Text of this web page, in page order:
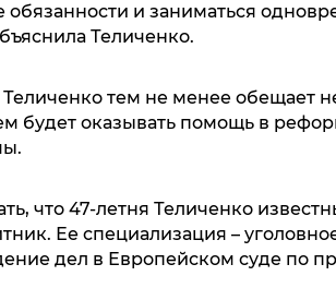
обязанности и заниматься
Теличенко.
тем не менее обещает
будет оказывать помощь в
что 47-летня Теличенко
Ее специализация –
дел в Европейском суде по